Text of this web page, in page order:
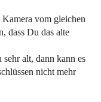
vom gleichen
dass Du das alte
alt, dann kann es
nicht mehr